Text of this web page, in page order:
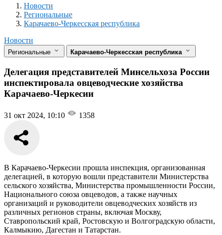
Новости
Разделы
Новости
Региональные
Карачаево-Черкесская республика
Новости
Региональные Карачаево-Черкесская республика
Делегация представителей Минсельхоза России
инспектировала овцеводческие хозяйства
Карачаево-Черкесии
31 окт 2024, 10:10 1358
В Карачаево-Черкесии прошла инспекция, организованная
делегацией, в которую вошли представители Министерства
сельского хозяйства, Министерства промышленности России,
Национального союза овцеводов, а также научных
организаций и руководители овцеводческих хозяйств из
различных регионов страны, включая Москву,
Ставропольский край, Ростовскую и Волгоградскую области,
Калмыкию, Дагестан и Татарстан.